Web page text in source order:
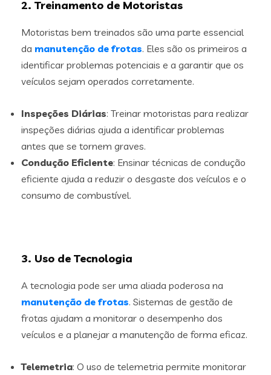
2. Treinamento de Motoristas
Motoristas bem treinados são uma parte essencial
da manutenção de frotas. Eles são os primeiros a
identificar problemas potenciais e a garantir que os
veículos sejam operados corretamente.
Inspeções Diárias: Treinar motoristas para realizar
inspeções diárias ajuda a identificar problemas
antes que se tornem graves.
Condução Eficiente: Ensinar técnicas de condução
eficiente ajuda a reduzir o desgaste dos veículos e o
consumo de combustível.
3. Uso de Tecnologia
A tecnologia pode ser uma aliada poderosa na
manutenção de frotas. Sistemas de gestão de
frotas ajudam a monitorar o desempenho dos
veículos e a planejar a manutenção de forma eficaz.
Telemetria: O uso de telemetria permite monitorar